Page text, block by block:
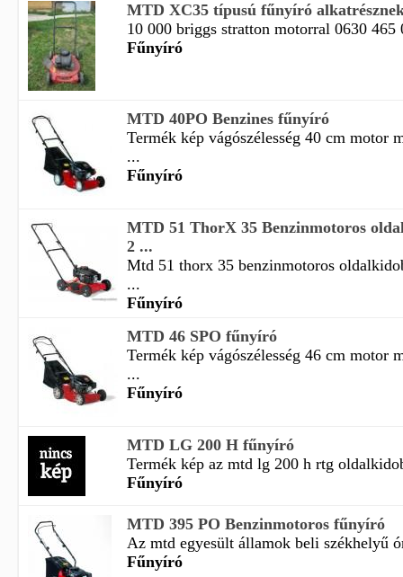
MTD XC35 típusú fűnyíró
10 000 briggs stratton motorral 0630 465
Fűnyíró
MTD 40PO Benzines fűnyíró
Termék kép vágószélesség 40 cm motor
...
Fűnyíró
MTD 51 ThorX 35 Benzinmotoros
2 ...
Mtd 51 thorx 35 benzinmotoros
...
Fűnyíró
MTD 46 SPO fűnyíró
Termék kép vágószélesség 46 cm motor
...
Fűnyíró
MTD LG 200 H fűnyíró
Termék kép az mtd lg 200 h rtg
Fűnyíró
MTD 395 PO Benzinmotoros fűnyíró
Az mtd egyesült államok beli székhelyű
Fűnyíró